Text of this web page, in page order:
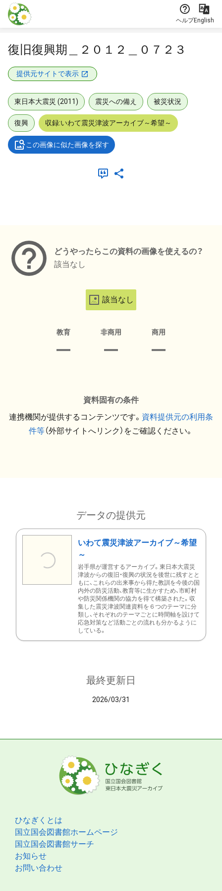
本文に飛ぶ
ヘルプEnglish
復旧復興期＿２０１２＿０７２３
提供元サイトで表示
東日本大震災 (2011) 震災への備え 被災状況
復興 収録:いわて震災津波アーカイブ～希望～
この画像に似た画像を探す
どうやったらこの資料の画像を使えるの？
該当なし
該当なし
教育 非商用 商用
資料固有の条件
連携機関が提供するコンテンツです。 資料提供元の利用条
件等（外部サイトへリンク）をご確認ください。
データの提供元
いわて震災津波アーカイブ～希望
～
岩手県が運営するアーカイブ。東日本大震災
津波からの復旧・復興の状況を後世に残すとと
もに、これらの出来事から得た教訓を今後の国
内外の防災活動、教育等に生かすため、市町村
や防災関係機関の協力を得て構築された。収
集した震災津波関連資料を６つのテーマに分
類し、それぞれのテーマごとに時間軸を設けて
応急対策など活動ごとの流れも分かるように
している。
最終更新日
2026/03/31
ひなぎくとは
国立国会図書館ホームページ
国立国会図書館サーチ
お知らせ
お問い合わせ